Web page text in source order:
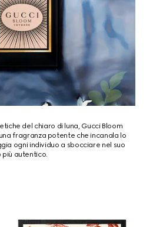
del chiaro di luna, Gucci Bloom
fragranza potente che incanala lo
ogni individuo a sbocciare nel suo
più autentico.